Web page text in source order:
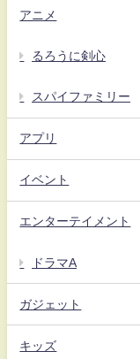
アニメ
るろうに剣心
スパイファミリー
アプリ
イベント
エンターテイメント
ドラマA
ガジェット
キッズ